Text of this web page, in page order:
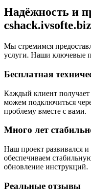
Надёжность и
cshack.ivsofte.biz
Мы стремимся
услуги. Наши ключевые
Бесплатная
Каждый клиент
можем подключиться
проблему вместе с вами.
Много лет
Наш проект развивался
обеспечиваем
обновление инструкций.
Реальные отзывы